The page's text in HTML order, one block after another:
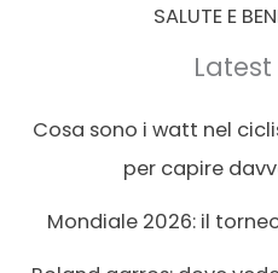
SALUTE E
Cosa sono i watt nel
per capire
Mondiale 2026: il